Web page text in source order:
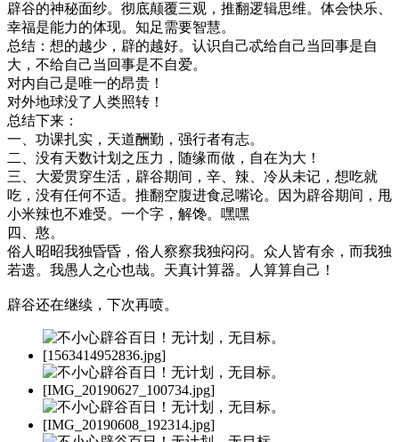
辟谷的神秘面纱。彻底颠覆三观，推翻逻辑思维。体会快乐、
幸福是能力的体现。知足需要智慧。
总结：想的越少，辟的越好。认识自己忒给自己当回事是自
大，不给自己当回事是不自爱。
对内自己是唯一的昂贵！
对外地球没了人类照转！
总结下来：
一、功课扎实，天道酬勤，强行者有志。
二、没有天数计划之压力，随缘而做，自在为大！
三、大爱贯穿生活，辟谷期间，辛、辣、冷从未记，想吃就
吃，没有任何不适。推翻空腹进食忌嘴论。因为辟谷期间，甩
小米辣也不难受。一个字，解馋。嘿嘿
四、憨。
俗人昭昭我独昏昏，俗人察察我独闷闷。众人皆有余，而我独
若遗。我愚人之心也哉。天真计算器。人算算自己！
辟谷还在继续，下次再喷。